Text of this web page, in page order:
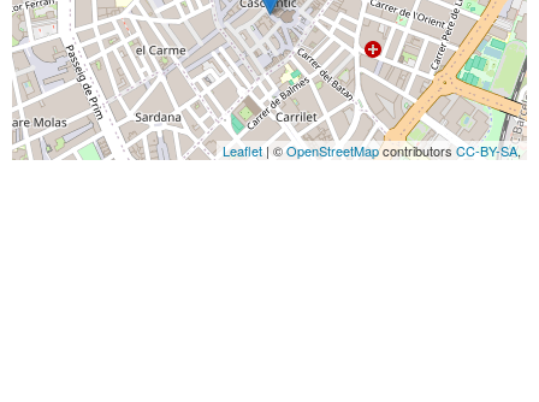
Leaflet | ©OpenStreetMapcontributors CC-BY-SA,